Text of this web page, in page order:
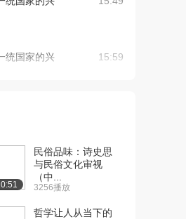
统国家的兴
15:59
统国家的兴
16:00
民俗品味：诗史思
与民俗文化审视
（中...
3256播放
哲学让人从当下的